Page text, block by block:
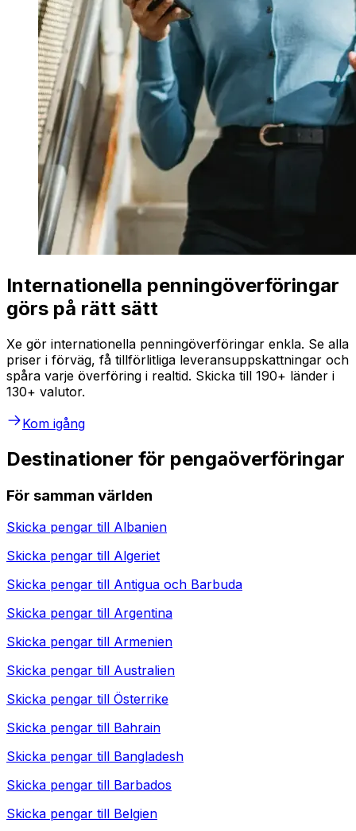
Internationella penningöverföringar
görs på rätt sätt
Xe gör internationella penningöverföringar enkla. Se alla
priser i förväg, få tillförlitliga leveransuppskattningar och
spåra varje överföring i realtid. Skicka till 190+ länder i
130+ valutor.
Kom igång
Destinationer för pengaöverföringar
För samman världen
Skicka pengar till Albanien
Skicka pengar till Algeriet
Skicka pengar till Antigua och Barbuda
Skicka pengar till Argentina
Skicka pengar till Armenien
Skicka pengar till Australien
Skicka pengar till Österrike
Skicka pengar till Bahrain
Skicka pengar till Bangladesh
Skicka pengar till Barbados
Skicka pengar till Belgien